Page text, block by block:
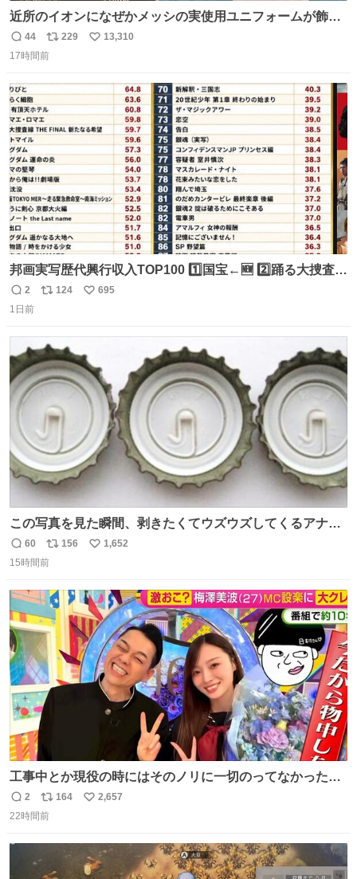
近所のイオンになぜかメッシの実使用ユニフォームが飾っ
てあっておもろい
返
信
44
リ
ポ
ト
数
229
い
数
13,310
17時間前
邦画実写歴代興行収入TOP100 1️⃣国宝←🆕 2️⃣踊る大捜査線
THE MOVIE2 3️⃣南極物語 4️⃣踊る大捜査線 THE MOVIE 5️⃣
子猫物語 6️⃣劇場版コード・ブルー 7️⃣天と地と 8️⃣永遠の0
どなく、お別れです←🆕 … 60位 キングダム 魂の決戦←🆕
返
信
2
リ
ト
数
124
い
695
1日前
この写真を見た瞬間、剥きたくてウズウズしてくるアナ
タ、完全なる同世代（笑） #70年代 #80年代 #昭和レト
ロ
返
信
60
リ
ポ
ト
数
156
い
数
1,652
15時間前
工事中とか現役の時にはそのノリに一切のってなかった1
番の「設楽の女」が卒業して頭角を現しはじめてて大好き
返
信
2
リ
ポ
数
164
い
数
2,657
22時間前